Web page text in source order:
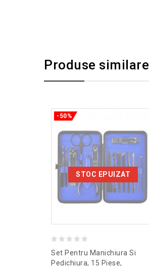
Produse similare
STOC EPUIZAT
-50%
out
Set Pentru Manichiura Si
Pedichiura, 15 Piese,